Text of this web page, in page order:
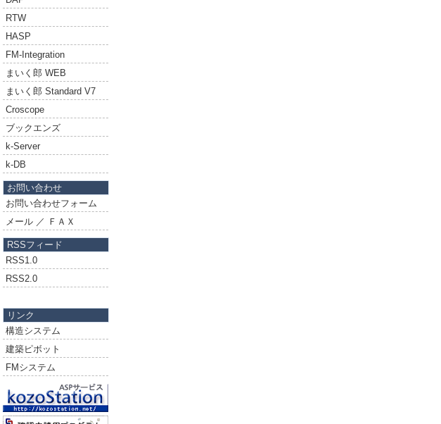
RTW
HASP
FM-Integration
まいく郎 WEB
まいく郎 Standard V7
Croscope
ブックエンズ
k-Server
k-DB
お問い合わせ
お問い合わせフォーム
メール ／ ＦＡＸ
RSSフィード
RSS1.0
RSS2.0
リンク
構造システム
建築ピボット
FMシステム